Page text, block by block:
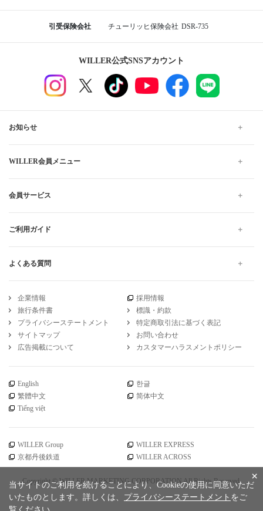
引受保険会社 チューリッヒ保険会社 DSR-735
WILLER公式SNSアカウント
お知らせ
WILLER会員メニュー
会員サービス
ご利用ガイド
よくある質問
企業情報
採用情報
旅行条件書
標識・約款
プライバシーステートメント
特定商取引法に基づく表記
サイトマップ
お問い合わせ
広告掲載について
カスタマーハラスメントポリシー
English
한글
繁體中文
简体中文
Tiếng việt
WILLER Group
WILLER EXPRESS
京都丹後鉄道
WILLER ACROSS
Copyright © WILLER MARKETING CORPORATION All Rights Reserved. ×
当サイトのご利用を続けることにより、Cookieの使用に同意いただ
いたものとします。詳しくは、 プライバシーステートメント をご